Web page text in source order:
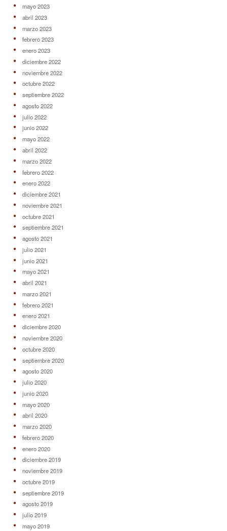
mayo 2023
abril 2023
marzo 2023
febrero 2023
enero 2023
diciembre 2022
noviembre 2022
octubre 2022
septiembre 2022
agosto 2022
julio 2022
junio 2022
mayo 2022
abril 2022
marzo 2022
febrero 2022
enero 2022
diciembre 2021
noviembre 2021
octubre 2021
septiembre 2021
agosto 2021
julio 2021
junio 2021
mayo 2021
abril 2021
marzo 2021
febrero 2021
enero 2021
diciembre 2020
noviembre 2020
octubre 2020
septiembre 2020
agosto 2020
julio 2020
junio 2020
mayo 2020
abril 2020
marzo 2020
febrero 2020
enero 2020
diciembre 2019
noviembre 2019
octubre 2019
septiembre 2019
agosto 2019
julio 2019
mayo 2019